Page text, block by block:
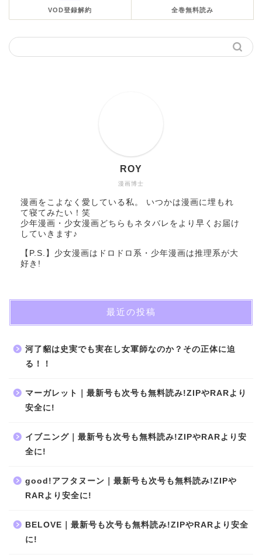
VOD登録解約 全巻無料読み
漫画博士
ROY
漫画をこよなく愛している私。 いつかは漫画に埋もれ
て寝てみたい！笑
少年漫画・少女漫画どちらもネタバレをより早くお届け
していきます♪
【P.S.】少女漫画はドロドロ系・少年漫画は推理系が大
好き!
最近の投稿
河了貂は史実でも実在し女軍師なのか？その正体に迫
る！！
マーガレット｜最新号も次号も無料読み!ZIPやRARより
安全に!
イブニング｜最新号も次号も無料読み!ZIPやRARより安
全に!
good!アフタヌーン｜最新号も次号も無料読み!ZIPや
RARより安全に!
BELOVE｜最新号も次号も無料読み!ZIPやRARより安全
に!